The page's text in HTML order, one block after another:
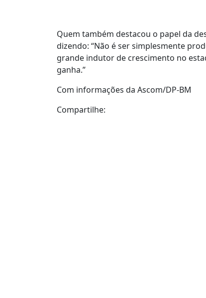
Quem também destacou o papel da
dizendo: “Não é ser simplesmente
grande indutor de crescimento no
ganha.”
Com informações da Ascom/DP-BM
Compartilhe: